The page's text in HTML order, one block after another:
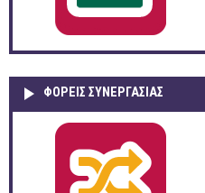
ΦΟΡΕΙΣ ΣΥΝΕΡΓΑΣΙΑΣ